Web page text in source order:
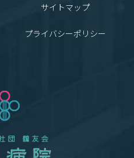
サイトマップ
プライバシーポリシー